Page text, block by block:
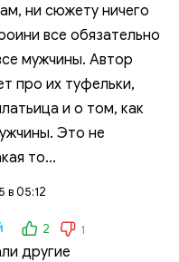
ни сюжету ничего
все обязательно
мужчины. Автор
про их туфельки,
и о том, как
Это не
то...
в 05:12
2 1
другие